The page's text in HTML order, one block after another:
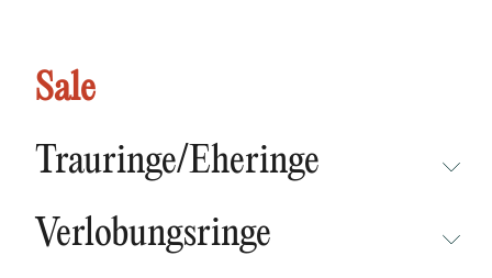
Sale
Trauringe/Eheringe
NEUHEITEN
Verlobungsringe
Solitär-Stil Catello